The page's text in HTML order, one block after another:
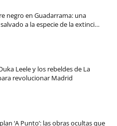
negro en Guadarrama: una
a la especie de la extinci…
Leele y los rebeldes de La
revolucionar Madrid
‘A Punto’: las obras ocultas que